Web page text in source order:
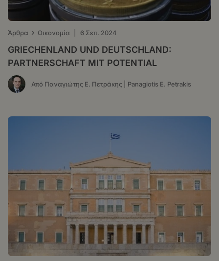
Άρθρα › Οικονομία 6 Σεπ. 2024
GRIECHENLAND UND DEUTSCHLAND:
PARTNERSCHAFT MIT POTENTIAL
Από Παναγιώτης Ε. Πετράκης | Panagiotis E. Petrakis